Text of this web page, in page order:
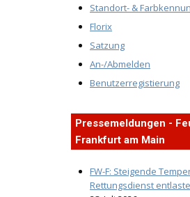
Standort- &
Florix
Satzung
An-/Abmelden
Benutzerregistierung
Pressemeldungen -
Frankfurt am Main
FW-F: Steigende
Rettungsdienst